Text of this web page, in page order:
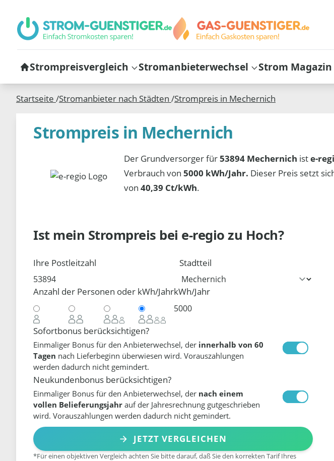
Strompreisvergleich Stromanbieterwechsel Strom Magazin
Startseite /Stromanbieter nach Städten /Strompreis in Mechernich
Strompreis in Mechernich
Der Grundversorger für53894 Mechernich iste-
Verbrauch von5000 kWh/Jahr. Dieser Preis setzt
von40,39 Ct/kWh.
Ist mein Strompreis bei e-regiozu Hoch?
Ihre Postleitzahl Stadtteil
Anzahl der Personen oder kWh/JahrkWh/Jahr
Sofortbonus berücksichtigen?
Einmaliger Bonus für den Anbieterwechsel, der innerhalb von 60
Tagen nach Lieferbeginn überwiesen wird. Vorauszahlungen
werden dadurch nicht gemindert.
Neukundenbonus berücksichtigen?
Einmaliger Bonus für den Anbieterwechsel, der nach einem
vollen Belieferungsjahr auf der Jahresrechnung gutgeschrieben
wird. Vorauszahlungen werden dadurch nicht gemindert.
JETZT VERGLEICHEN
*Für einen objektiven Vergleich achten Sie bitte darauf, daß Sie den korrekten Tarif Ihres